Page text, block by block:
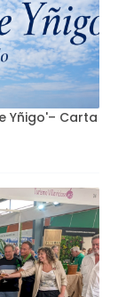
Yñigo'– Carta